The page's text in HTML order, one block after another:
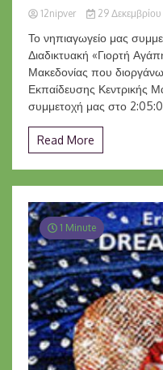
12nipver 29 Δεκεμβρίου
Το νηπιαγωγείο μας
Διαδικτυακή «Γιορτή
Μακεδονίας που
Εκπαίδευσης Κεντρικής
συμμετοχή μας στο
Read More
1 Minute